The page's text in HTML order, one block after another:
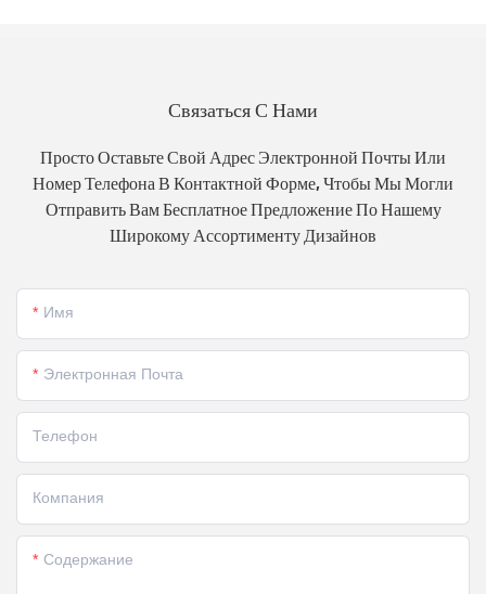
Связаться С Нами
Просто Оставьте Свой Адрес Электронной Почты Или
Номер Телефона В Контактной Форме, Чтобы Мы Могли
Отправить Вам Бесплатное Предложение По Нашему
Широкому Ассортименту Дизайнов
Имя
Электронная Почта
Телефон
Компания
Содержание